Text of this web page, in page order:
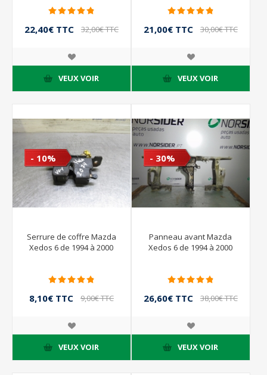
22,40€ TTC 32,00€ TTC
VEUX VOIR
21,00€ TTC 30,00€ TTC
VEUX VOIR
- 10%
Serrure de coffre Mazda
Xedos 6 de 1994 à 2000
8,10€ TTC 9,00€ TTC
VEUX VOIR
- 30%
Panneau avant Mazda
Xedos 6 de 1994 à 2000
26,60€ TTC 38,00€ TTC
VEUX VOIR